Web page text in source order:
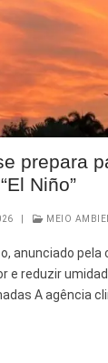
prepara
Niño”
MEIO
anunciado
e reduzir
A agência